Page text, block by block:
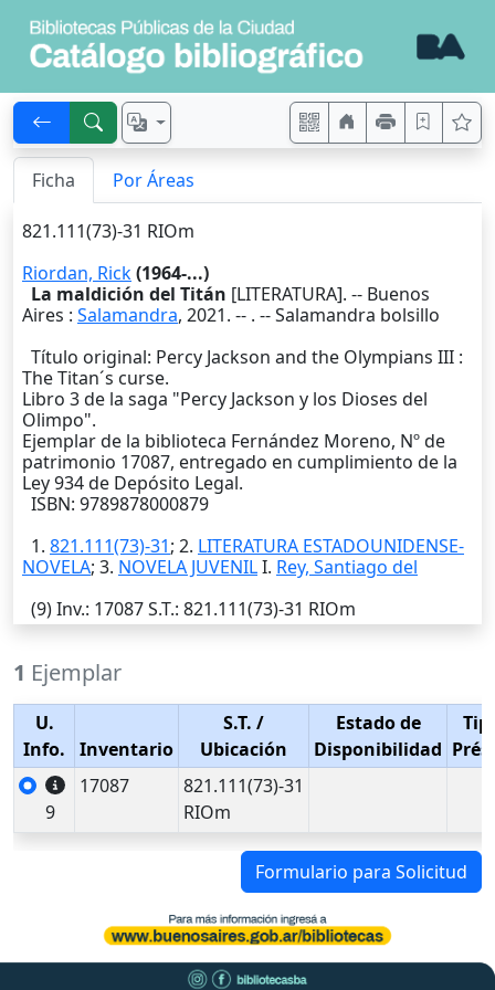
Ficha Por Áreas
821.111(73)-31 RIOm
Riordan, Rick(1964-...)
La maldición del Titán [LITERATURA]. -- Buenos
Aires : Salamandra, 2021. -- . -- Salamandra bolsillo
Título original: Percy Jackson and the Olympians III :
The Titan´s curse.
Libro 3 de la saga "Percy Jackson y los Dioses del
Olimpo".
Ejemplar de la biblioteca Fernández Moreno, Nº de
patrimonio 17087, entregado en cumplimiento de la
Ley 934 de Depósito Legal.
ISBN: 9789878000879
1. 821.111(73)-31; 2. LITERATURA ESTADOUNIDENSE-
NOVELA; 3. NOVELA JUVENILI. Rey, Santiago del
(9)Inv.: 17087S.T.: 821.111(73)-31 RIOm
1 Ejemplar
U.
Info.
Inventario
S.T. /
Ubicación
Estado de
Disponibilidad
9
17087
821.111(73)-31
RIOm
Formulario para Solicitud